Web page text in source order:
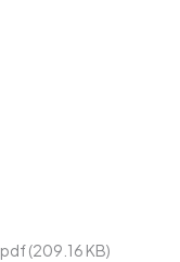
(209.16 KB)